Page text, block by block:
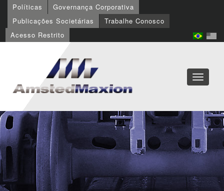
Políticas
Governança Corporativa
Publicações Societárias
Trabalhe Conosco
Acesso Restrito